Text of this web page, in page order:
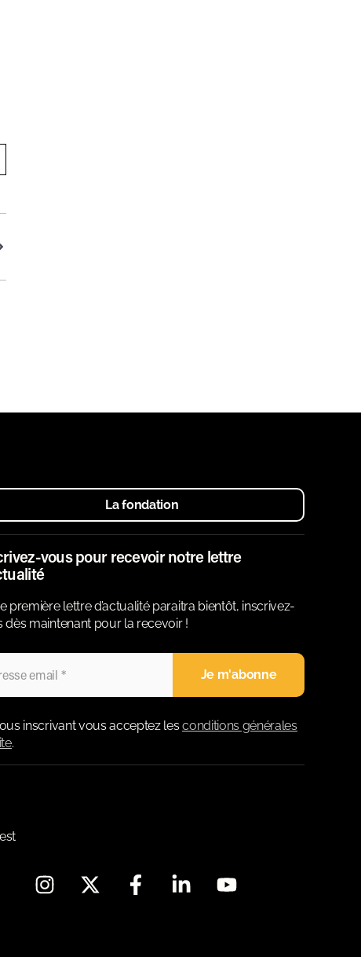
La fondation
vous pour recevoir notre lettre
première lettre d’actualité paraitra bientôt, inscrivez-
dès maintenant pour la recevoir !
inscrivant vous acceptez lesconditions générales
.